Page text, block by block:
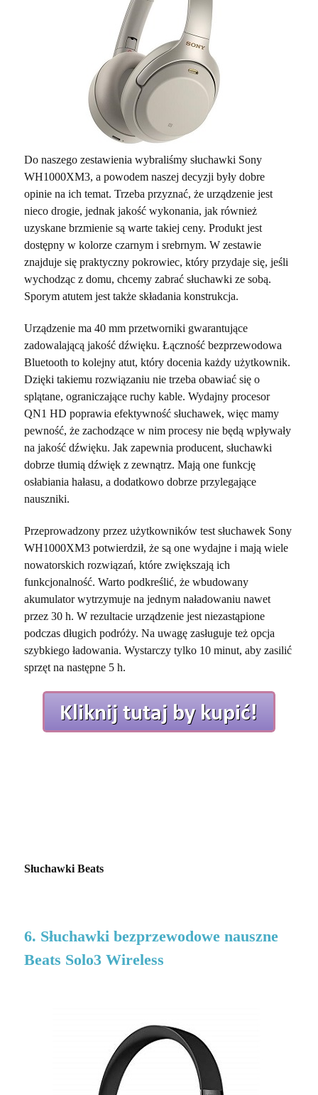
Do naszego zestawienia wybraliśmy słuchawki Sony
WH1000XM3, a powodem naszej decyzji były dobre
opinie na ich temat. Trzeba przyznać, że urządzenie jest
nieco drogie, jednak jakość wykonania, jak również
uzyskane brzmienie są warte takiej ceny. Produkt jest
dostępny w kolorze czarnym i srebrnym. W zestawie
znajduje się praktyczny pokrowiec, który przydaje się, jeśli
wychodząc z domu, chcemy zabrać słuchawki ze sobą.
Sporym atutem jest także składania konstrukcja.
Urządzenie ma 40 mm przetworniki gwarantujące
zadowalającą jakość dźwięku. Łączność bezprzewodowa
Bluetooth to kolejny atut, który docenia każdy użytkownik.
Dzięki takiemu rozwiązaniu nie trzeba obawiać się o
splątane, ograniczające ruchy kable. Wydajny procesor
QN1 HD poprawia efektywność słuchawek, więc mamy
pewność, że zachodzące w nim procesy nie będą wpływały
na jakość dźwięku. Jak zapewnia producent, słuchawki
dobrze tłumią dźwięk z zewnątrz. Mają one funkcję
osłabiania hałasu, a dodatkowo dobrze przylegające
nauszniki.
Przeprowadzony przez użytkowników test słuchawek Sony
WH1000XM3 potwierdził, że są one wydajne i mają wiele
nowatorskich rozwiązań, które zwiększają ich
funkcjonalność. Warto podkreślić, że wbudowany
akumulator wytrzymuje na jednym naładowaniu nawet
przez 30 h. W rezultacie urządzenie jest niezastąpione
podczas długich podróży. Na uwagę zasługuje też opcja
szybkiego ładowania. Wystarczy tylko 10 minut, aby zasilić
sprzęt na następne 5 h.
Słuchawki Beats
6. Słuchawki bezprzewodowe nauszne
Beats Solo3 Wireless